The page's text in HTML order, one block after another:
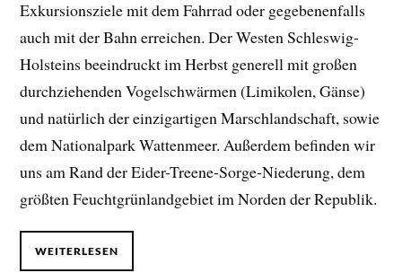
Exkursionsziele mit dem Fahrrad oder gegebenenfalls
auch mit der Bahn erreichen. Der Westen Schleswig-
Holsteins beeindruckt im Herbst generell mit großen
durchziehenden Vogelschwärmen (Limikolen, Gänse)
und natürlich der einzigartigen Marschlandschaft, sowie
dem Nationalpark Wattenmeer. Außerdem befinden wir
uns am Rand der Eider-Treene-Sorge-Niederung, dem
größten Feuchtgrünlandgebiet im Norden der Republik.
WEITERLESEN